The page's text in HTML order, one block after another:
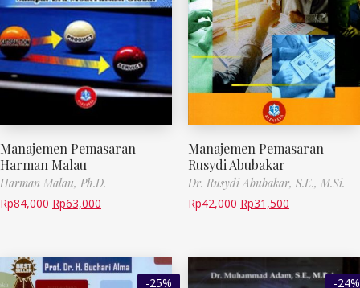
Manajemen Pemasaran –
Harman Malau
Harman Malau, Ph.D.
Rp84,000 Rp63,000
Manajemen Pemasaran –
Rusydi Abubakar
Dr. Rusydi Abubakar, S.E., M.Si.
Rp42,000 Rp31,500
-25% -24%